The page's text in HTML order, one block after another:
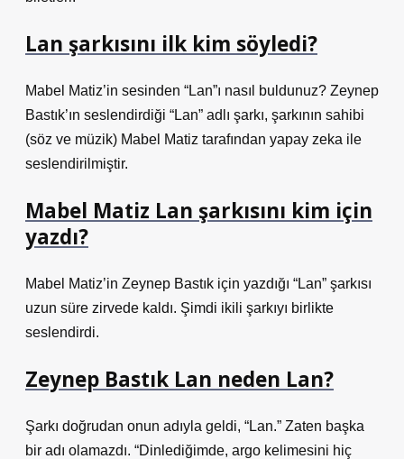
Lan şarkısını ilk kim söyledi?
Mabel Matiz’in sesinden “Lan”ı nasıl buldunuz? Zeynep
Bastık’ın seslendirdiği “Lan” adlı şarkı, şarkının sahibi
(söz ve müzik) Mabel Matiz tarafından yapay zeka ile
seslendirilmiştir.
Mabel Matiz Lan şarkısını kim için
yazdı?
Mabel Matiz’in Zeynep Bastık için yazdığı “Lan” şarkısı
uzun süre zirvede kaldı. Şimdi ikili şarkıyı birlikte
seslendirdi.
Zeynep Bastık Lan neden Lan?
Şarkı doğrudan onun adıyla geldi, “Lan.” Zaten başka
bir adı olamazdı. “Dinlediğimde, argo kelimesini hiç